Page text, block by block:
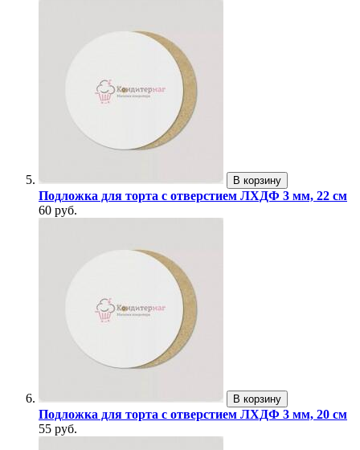
В корзину
Подложка для торта с отверстием ЛХДФ 3 мм, 22 см
60 руб.
В корзину
Подложка для торта с отверстием ЛХДФ 3 мм, 20 см
55 руб.